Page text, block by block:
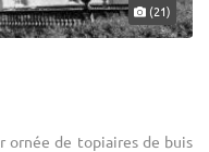
(21)
ornée de topiaires de buis